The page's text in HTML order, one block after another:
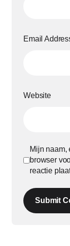
Email
Website
Mijn naam,
browser
reactie
Submit